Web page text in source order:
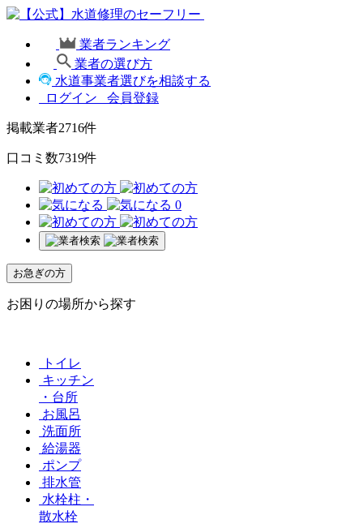
業者ランキング
業者の選び方
水道事業者選びを相談する
ログイン
会員登録
掲載業者2716件
口コミ数7319件
0
お急ぎの方
お困りの場所から探す
トイレ
キッチン
・台所
お風呂
洗面所
給湯器
ポンプ
排水管
水栓柱・
散水栓